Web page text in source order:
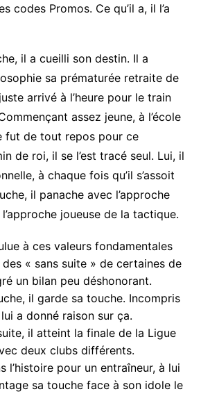
codes Promos. Ce qu’il a, il l’a
il a cueilli son destin. Il a
sa prématurée retraite de
arrivé à l’heure pour le train
assez jeune, à l’école
fut de tout repos pour ce
de roi, il se l’est tracé seul. Lui, il
à chaque fois qu’il s’assoit
il panache avec l’approche
joueuse de la tactique.
à ces valeurs fondamentales
« sans suite » de certaines de
un bilan peu déshonorant.
il garde sa touche. Incompris
lui a donné raison sur ça.
il atteint la finale de la Ligue
deux clubs différents.
l’histoire pour un entraîneur, à lui
sa touche face à son idole le